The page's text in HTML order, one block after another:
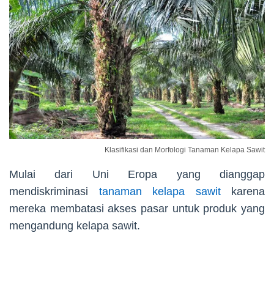
Klasifikasi dan Morfologi Tanaman Kelapa Sawit
Mulai dari Uni Eropa yang dianggap
mendiskriminasi tanaman kelapa sawitkarena
mereka membatasi akses pasar untuk produk yang
mengandung kelapa sawit.